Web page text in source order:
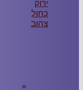
ירוק
כחול
צהוב